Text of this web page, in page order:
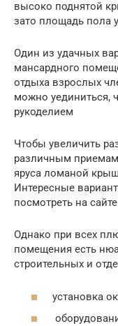
высоко поднятой
зато площадь пола
Один из удачных
мансардного
отдыха взрослых
можно уединиться,
рукоделием
Чтобы увеличить
различным
яруса ломаной
Интересные
посмотреть на
Однако при всех
помещения есть
строительных и
установка